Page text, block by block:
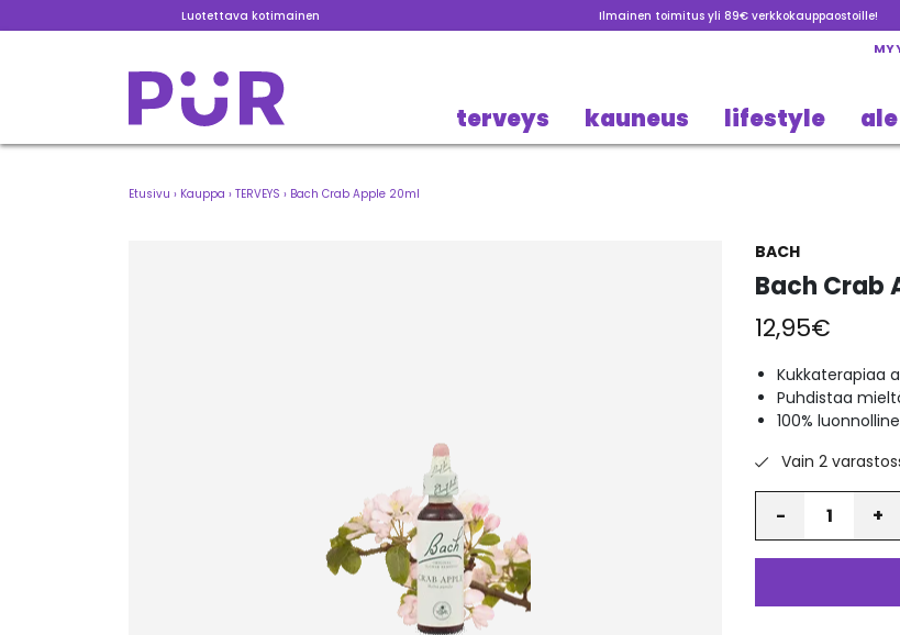
Luotettava kotimainen Ilmainen toimitus yli 89€ verkkokauppaostoille!
terveys kauneus lifestyle ale
Etusivu › Kauppa › TERVEYS › Bach Crab Apple 20ml
BACH
Bach Crab
12,95€
Kukkaterapiaa
Puhdistaa
100%
Vain 2